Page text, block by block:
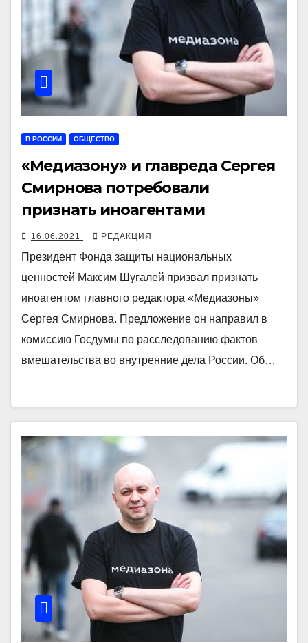
В РОССИИ ОБЩЕСТВО
«Медиазону» и главреда Сергея
Смирнова потребовали
признать иноагентами
16.06.2021 РЕДАКЦИЯ
Президент Фонда защиты национальных
ценностей Максим Шугалей призвал признать
иноагентом главного редактора «Медиазоны»
Сергея Смирнова. Предложение он направил в
комиссию Госдумы по расследованию фактов
вмешательства во внутренние дела России. Об…